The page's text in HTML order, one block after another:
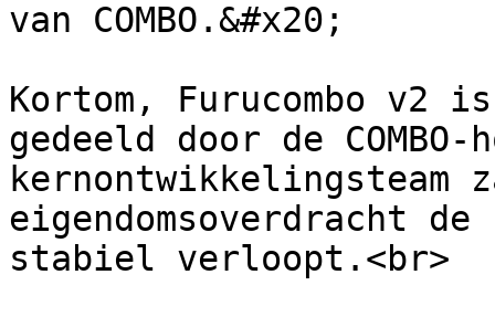
van COMBO.&#x20;
Kortom, Furucombo v2
gedeeld door de
kernontwikkelingsteam
eigendomsoverdracht de
stabiel verloopt.<br>